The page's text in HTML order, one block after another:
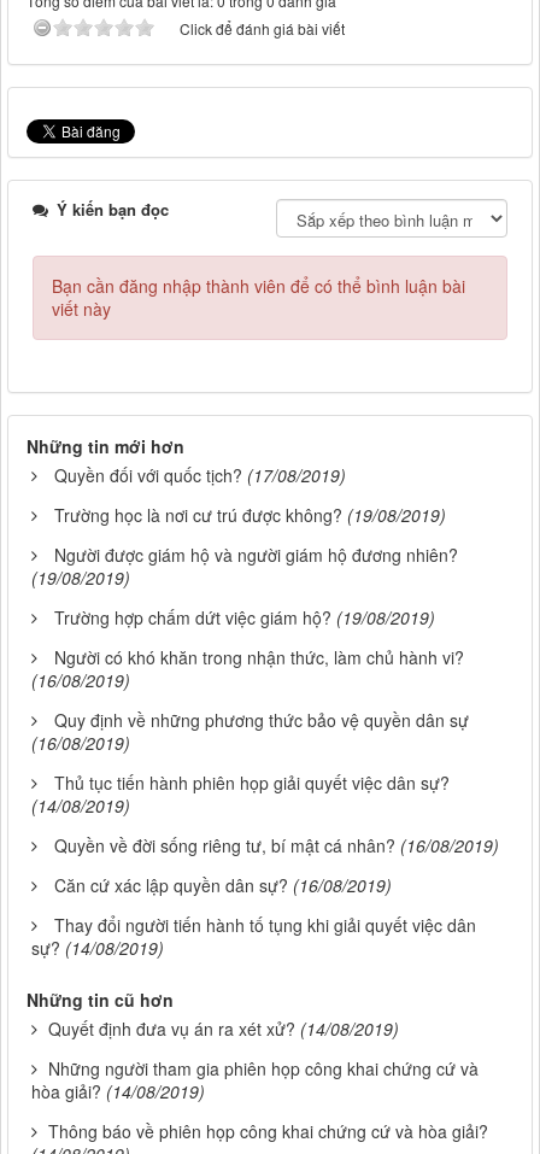
Click để đánh giá bài viết
Ý kiến bạn đọc
Bạn cần đăng nhập thành viên để có thể bình luận bài
viết này
Những tin mới hơn
Quyền đối với quốc tịch? (17/08/2019)
Trường học là nơi cư trú được không? (19/08/2019)
Người được giám hộ và người giám hộ đương nhiên?
(19/08/2019)
Trường hợp chấm dứt việc giám hộ? (19/08/2019)
Người có khó khăn trong nhận thức, làm chủ hành vi?
(16/08/2019)
Quy định về những phương thức bảo vệ quyền dân sự
(16/08/2019)
Thủ tục tiến hành phiên họp giải quyết việc dân sự?
(14/08/2019)
Quyền về đời sống riêng tư, bí mật cá nhân? (16/08/2019)
Căn cứ xác lập quyền dân sự? (16/08/2019)
Thay đổi người tiến hành tố tụng khi giải quyết việc dân
sự? (14/08/2019)
Những tin cũ hơn
Quyết định đưa vụ án ra xét xử? (14/08/2019)
Những người tham gia phiên họp công khai chứng cứ và
hòa giải? (14/08/2019)
Thông báo về phiên họp công khai chứng cứ và hòa giải?